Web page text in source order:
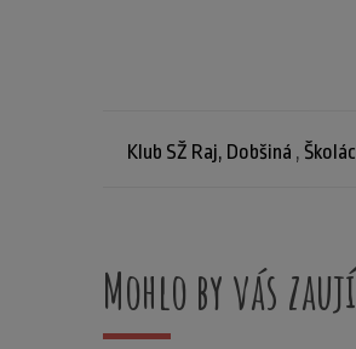
Klub SŽ Raj, Dobšiná ,
Mohlo by vás